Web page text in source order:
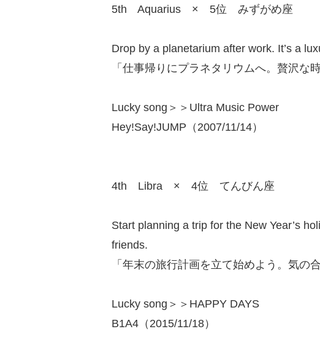
5th Aquarius × 5位 みずがめ座
Drop by a planetarium after work. It’s a
「仕事帰りにプラネタリウムへ。贅沢な
Lucky song＞＞Ultra Music Power
Hey!Say!JUMP（2007/11/14）
4th Libra × 4位 てんびん座
Start planning a trip for the New Year’s
friends.
「年末の旅行計画を立て始めよう。気の
Lucky song＞＞HAPPY DAYS
B1A4（2015/11/18）